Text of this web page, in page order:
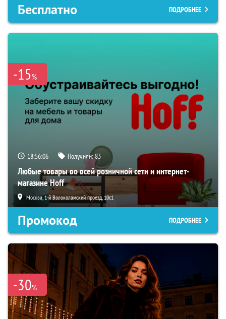
Бесплатно ПОДРОБНЕЕ
-15%
18:56:05 Получили:83
Любые товары во всей розничной сети и интернет-
магазине Hoff
Москва, 1-й Волоколамский проезд, 10с1
Промокод ПОДРОБНЕЕ
-30%